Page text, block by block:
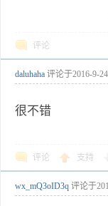
评论
daluhaha 评论于2016-9-
很不错
评论 支持
wx_mQ3oID3q 评论于